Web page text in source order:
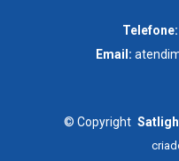
Telefone:
Email:
© Copyright